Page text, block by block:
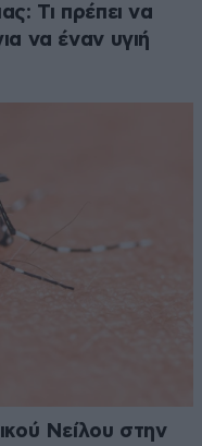
Τι πρέπει να
να έναν υγιή
Νείλου στην